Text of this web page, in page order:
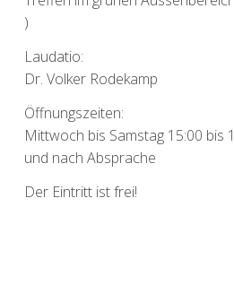
)
Laudatio:
Dr. Volker Rodekamp
Öffnungszeiten:
Mittwoch bis Samstag 15:00 bis
und nach Absprache
Der Eintritt ist frei!